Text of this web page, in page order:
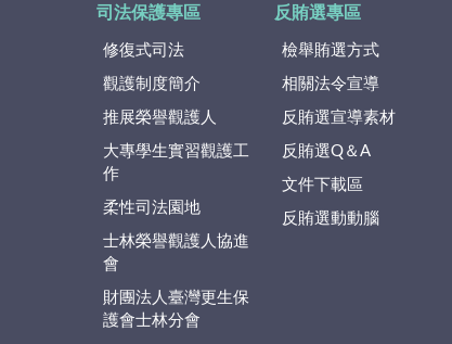
司法保護專區
修復式司法
觀護制度簡介
推展榮譽觀護人
大專學生實習觀護工
作
柔性司法園地
士林榮譽觀護人協進
會
財團法人臺灣更生保
護會士林分會
反賄選專區
檢舉賄選方式
相關法令宣導
反賄選宣導素材
反賄選Q＆A
文件下載區
反賄選動動腦